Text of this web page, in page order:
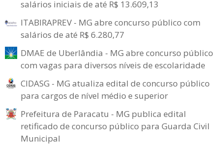
salários iniciais de até R$ 13.609,13
ITABIRAPREV - MG abre concurso público com
salários de até R$ 6.280,77
DMAE de Uberlândia - MG abre concurso público
com vagas para diversos níveis de escolaridade
CIDASG - MG atualiza edital de concurso público
para cargos de nível médio e superior
Prefeitura de Paracatu - MG publica edital
retificado de concurso público para Guarda Civil
Municipal